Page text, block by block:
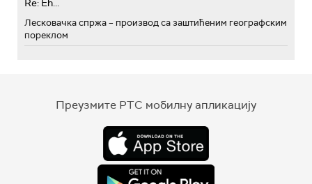
Лесковачка спржа – производ са заштићеним географским
пореклом
Преузмите РТС мобилну апликацију